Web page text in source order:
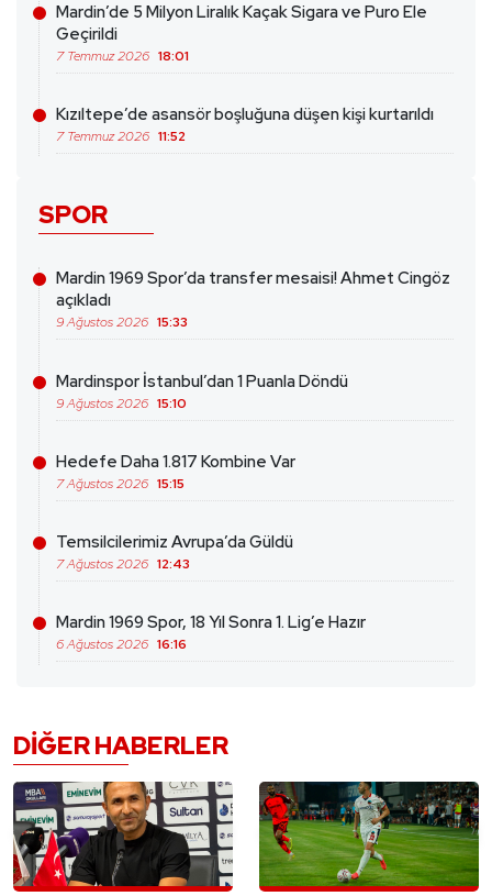
Mardin’de 5 Milyon Liralık Kaçak Sigara ve Puro Ele
Geçirildi
7 Temmuz 2026 18:01
Kızıltepe’de asansör boşluğuna düşen kişi kurtarıldı
7 Temmuz 2026 11:52
SPOR
Mardin 1969 Spor’da transfer mesaisi! Ahmet Cingöz
açıkladı
9 Ağustos 2026 15:33
Mardinspor İstanbul’dan 1 Puanla Döndü
9 Ağustos 2026 15:10
Hedefe Daha 1.817 Kombine Var
7 Ağustos 2026 15:15
Temsilcilerimiz Avrupa’da Güldü
7 Ağustos 2026 12:43
Mardin 1969 Spor, 18 Yıl Sonra 1. Lig’e Hazır
6 Ağustos 2026 16:16
DIĞER HABERLER